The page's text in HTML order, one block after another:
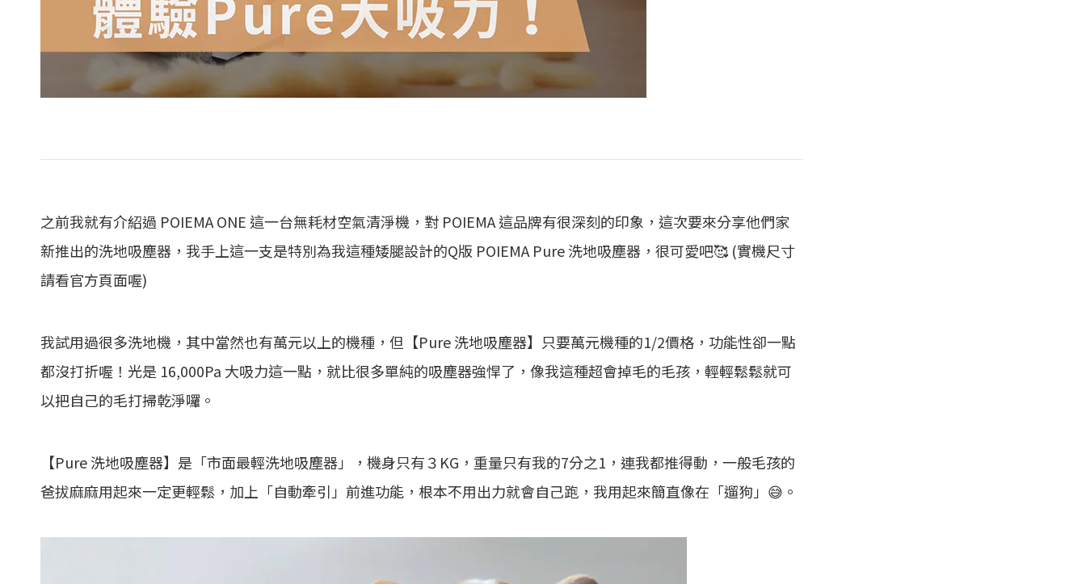
之前我就有介紹過 POIEMA ONE 這一台無耗材空氣清淨機，對 POIEMA 這品牌有很深刻的印象，這次要來分享他們家
新推出的洗地吸塵器，我手上這一支是特別為我這種矮腿設計的Q版 POIEMA Pure 洗地吸塵器，很可愛吧🥰 (實機尺寸
請看官方頁面喔)
我試用過很多洗地機，其中當然也有萬元以上的機種，但【Pure 洗地吸塵器】只要萬元機種的1/2價格，功能性卻一點
都沒打折喔！光是 16,000Pa 大吸力這一點，就比很多單純的吸塵器強悍了，像我這種超會掉毛的毛孩，輕輕鬆鬆就可
以把自己的毛打掃乾淨囉。
【Pure 洗地吸塵器】是「市面最輕洗地吸塵器」，機身只有３KG，重量只有我的7分之1，連我都推得動，一般毛孩的
爸拔麻麻用起來一定更輕鬆，加上「自動牽引」前進功能，根本不用出力就會自己跑，我用起來簡直像在「遛狗」😅。